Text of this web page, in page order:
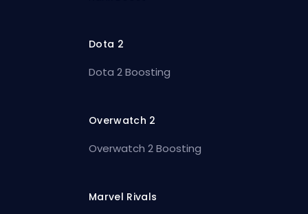
Dota 2
Dota 2 Boosting
Overwatch 2
Overwatch 2 Boosting
Marvel Rivals